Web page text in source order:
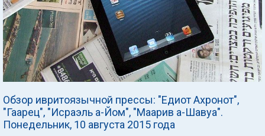
Обзор ивритоязычной прессы: "Едиот Ахронот",
"Гаарец", "Исраэль а-Йом", "Маарив а-Шавуа".
Понедельник, 10 августа 2015 года